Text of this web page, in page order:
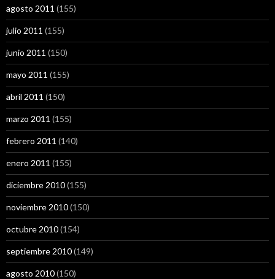
agosto 2011 (155)
julio 2011 (155)
junio 2011 (150)
mayo 2011 (155)
abril 2011 (150)
marzo 2011 (155)
febrero 2011 (140)
enero 2011 (155)
diciembre 2010(155)
noviembre 2010(150)
octubre 2010(154)
septiembre 2010(149)
agosto 2010(150)